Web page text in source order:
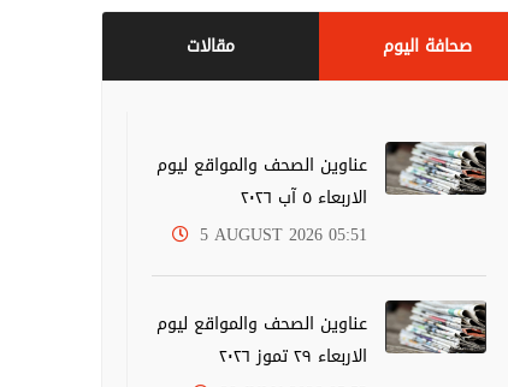
مقالات صحافة اليوم
عناوين الصحف والمواقع ليوم
الاربعاء ٥ آب ٢٠٢٦
5 AUGUST 2026 05:51
عناوين الصحف والمواقع ليوم
الاربعاء ٢٩ تموز ٢٠٢٦